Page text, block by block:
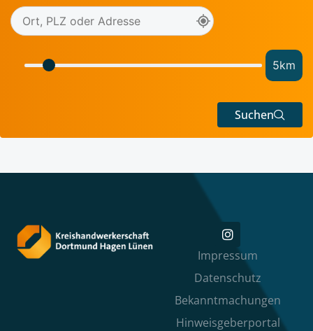
5km
Suchen
Impressum
Datenschutz
Bekanntmachungen
Hinweisgeberportal